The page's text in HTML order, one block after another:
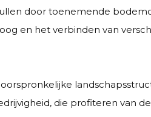
door toenemende
en het verbinden van
die profiteren van